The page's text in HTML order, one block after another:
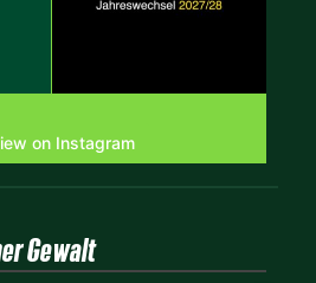
on Instagram
Gewalt